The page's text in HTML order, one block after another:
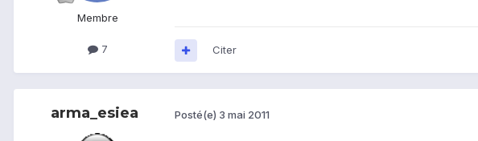
Membre
7 Citer
arma_esiea Posté(e) 3 mai 2011